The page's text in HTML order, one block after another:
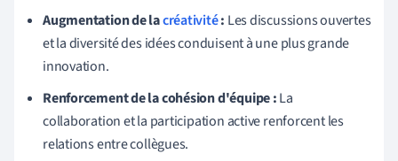
Augmentation de lacréativité: Les discussions ouvertes
et la diversité des idées conduisent à une plus grande
innovation.
Renforcement de la cohésion d'équipe :La
collaboration et la participation active renforcent les
relations entre collègues.